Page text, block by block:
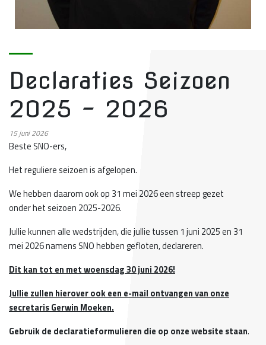
Declaraties Seizoen
2025 - 2026
15juni 2026
Beste SNO-ers,
Het reguliere seizoen is afgelopen.
We hebben daarom ook op 31 mei 2026 een streep gezet
onder het seizoen 2025-2026.
Jullie kunnen alle wedstrijden, die jullie tussen 1 juni 2025 en 31
mei 2026 namens SNO hebben gefloten, declareren.
Dit kan tot en met woensdag 30 juni 2026!
Jullie zullen hierover ook een e-mail ontvangen van onze
secretaris Gerwin Moeken.
Gebruik de declaratieformulieren die op onze website staan.